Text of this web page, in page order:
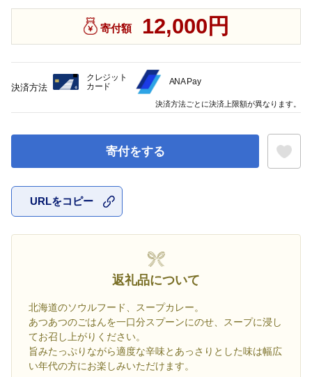
寄付額 12,000円
寄付をする
URLをコピー
返礼品について
北海道のソウルフード、スープカレー。
あつあつのごはんを一口分スプーンにのせ、スープに浸し
てお召し上がりください。
旨みたっぷりながら適度な辛味とあっさりとした味は幅広
い年代の方にお楽しみいただけます。
決済方法
クレジット
カード
ANA Pay
決済方法ごとに決済上限額が異なります。